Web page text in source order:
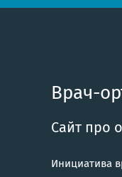
Врач-
Сайт про
Инициатива